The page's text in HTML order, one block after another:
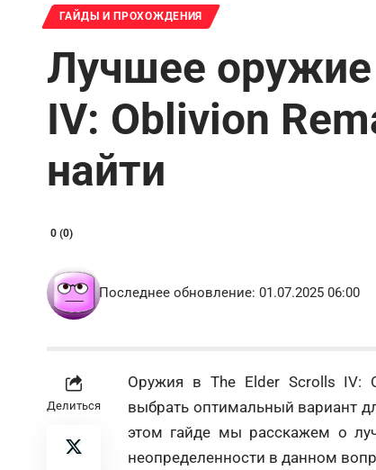
ГАЙДЫ И ПРОХОЖДЕНИЯ
Лучшее оружие
IV: Oblivion
найти
0 (0)
Последнее обновление: 01.07.2025 06:00
Делиться
Оружия в The Elder Scrolls IV:
выбрать оптимальный вариант
этом гайде мы расскажем о
неопределенности в данном